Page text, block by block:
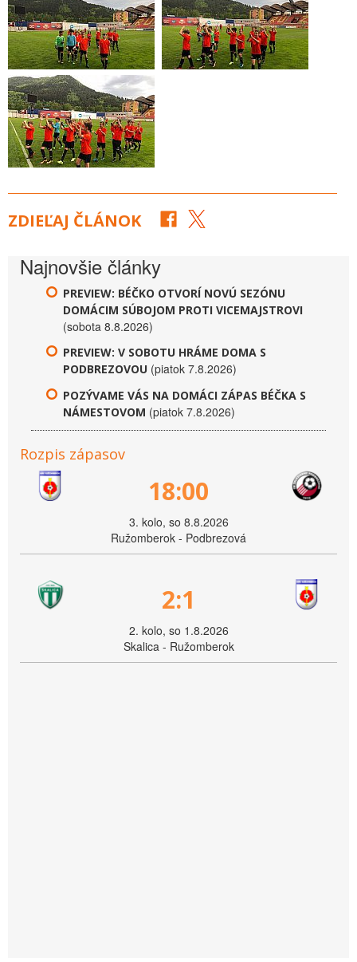
ZDIEĽAJ ČLÁNOK
Najnovšie články
PREVIEW: BÉČKO OTVORÍ NOVÚ SEZÓNU
DOMÁCIM SÚBOJOM PROTI VICEMAJSTROVI
(sobota 8.8.2026)
PREVIEW: V SOBOTU HRÁME DOMA S
PODBREZOVOU (piatok 7.8.2026)
POZÝVAME VÁS NA DOMÁCI ZÁPAS BÉČKA S
NÁMESTOVOM (piatok 7.8.2026)
Rozpis zápasov
18:00
3. kolo, so 8.8.2026
Ružomberok - Podbrezová
2:1
2. kolo, so 1.8.2026
Skalica - Ružomberok